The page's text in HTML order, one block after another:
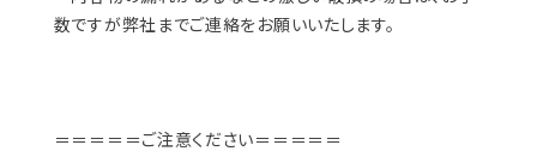
数ですが弊社までご連絡をお願いいたします。
＝＝＝＝＝ご注意ください＝＝＝＝＝